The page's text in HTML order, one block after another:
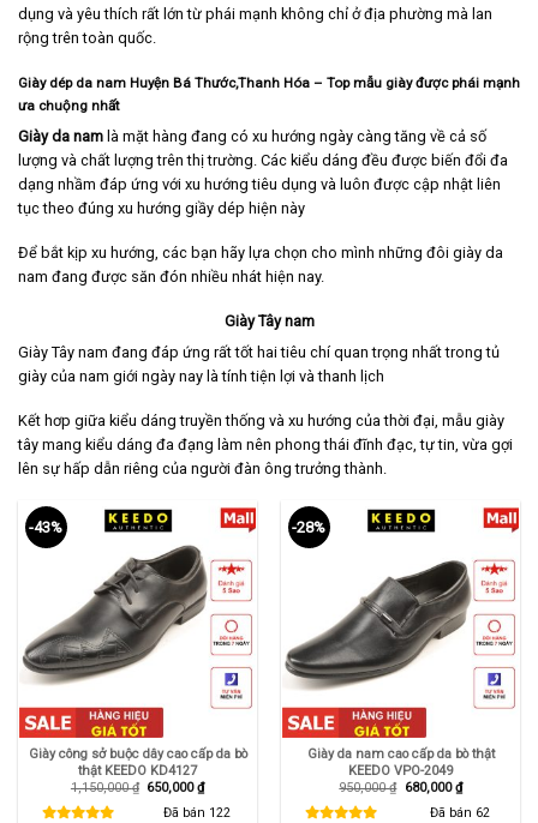
dụng và yêu thích rất lớn từ phái mạnh không chỉ ở địa phường mà lan
rộng trên toàn quốc.
Giày dép da nam Huyện Bá Thước,Thanh Hóa – Top mẫu giày được phái mạnh
ưa chuộng nhất
Giày da nam là mặt hàng đang có xu hướng ngày càng tăng về cả số
lượng và chất lượng trên thị trường. Các kiểu dáng đều được biến đổi đa
dạng nhầm đáp ứng với xu hướng tiêu dụng và luôn được cập nhật liên
tục theo đúng xu hướng giầy dép hiện này
Để bắt kịp xu hướng, các bạn hãy lựa chọn cho mình những đôi giày da
nam đang được săn đón nhiều nhát hiện nay.
Giày Tây nam
Giày Tây nam đang đáp ứng rất tốt hai tiêu chí quan trọng nhất trong tủ
giày của nam giới ngày nay là tính tiện lợi và thanh lịch
Kết hơp giữa kiểu dáng truyền thống và xu hướng của thời đại, mẫu giày
tây mang kiểu dáng đa đạng làm nên phong thái đĩnh đạc, tự tin, vừa gợi
lên sự hấp dẫn riêng của người đàn ông trưởng thành.
-43%
Giày công sở buộc dây cao cấp da bò
thật KEEDO KD4127
1,150,000₫ Giá
650,000₫Giá
hiện
tại
Đã bán 122
-28%
Giày da nam cao cấp da bò thật
KEEDO VPO-2049
950,000₫ Giá
680,000₫Giá
hiện
tại
Đã bán 62